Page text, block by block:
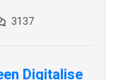
3137
Digitalise